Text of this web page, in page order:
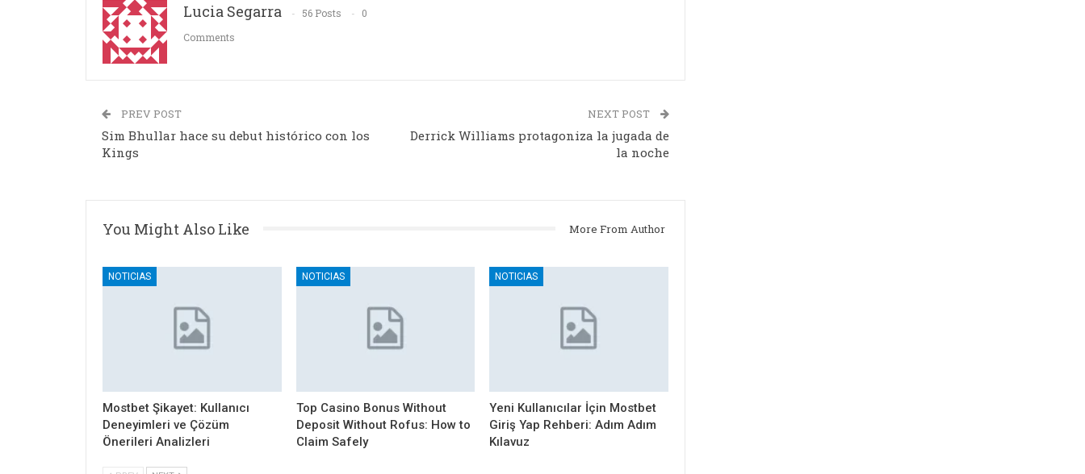
Lucia Segarra 56 Posts
0
Comments
PREV POST
Sim Bhullar hace su debut histórico con los
Kings
NEXT POST
Derrick Williams protagoniza la jugada de
la noche
You Might Also Like More From Author
NOTICIAS
Mostbet Şikayet: Kullanıcı
Deneyimleri ve Çözüm
Önerileri Analizleri
NOTICIAS
Top Casino Bonus Without
Deposit Without Rofus: How to
Claim Safely
NOTICIAS
Yeni Kullanıcılar İçin Mostbet
Giriş Yap Rehberi: Adım Adım
Kılavuz